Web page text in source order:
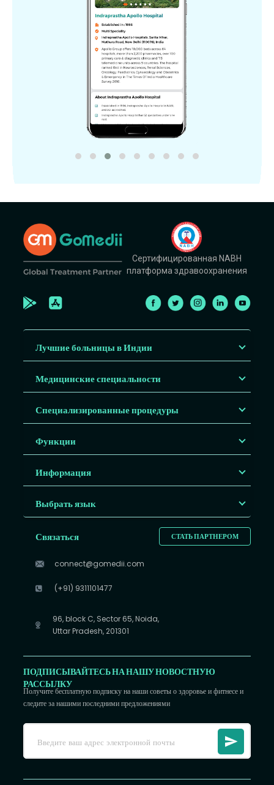
Сертифицированная NABH
платформа здравоохранения
Лучшие больницы в Индии
Медицинские специальности
Специализированные процедуры
Функции
Информация
Выбрать язык
СТАТЬ ПАРТНЕРОМ
Связаться
connect@gomedii.com
(+91) 9311101477
96, block C, Sector 65, Noida,
Uttar Pradesh, 201301
ПОДПИСЫВАЙТЕСЬ НА НАШУ НОВОСТНУЮ
РАССЫЛКУ
Получите бесплатную подписку на наши советы о здоровье и фитнесе и
следите за нашими последними предложениями